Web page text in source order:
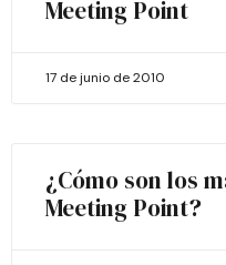
Meeting Point
17 de junio de 2010
¿Cómo son los
Meeting Point?